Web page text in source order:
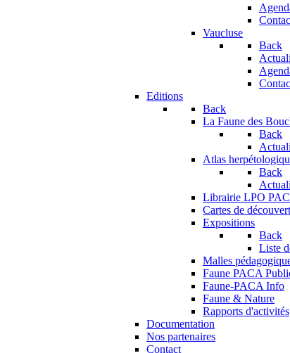
Vaucluse
Back
Editions
Back
La Faune des
Back
Atlas
Back
Librairie LPO
Cartes de
Expositions
Back
Liste
Malles
Faune PACA
Faune-PACA Info
Faune & Nature
Rapports d'activités
Documentation
Nos partenaires
Contact